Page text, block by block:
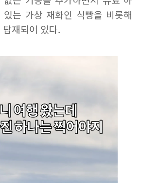
는 가상 재화인 식빵을 비롯해
재되어 있다.